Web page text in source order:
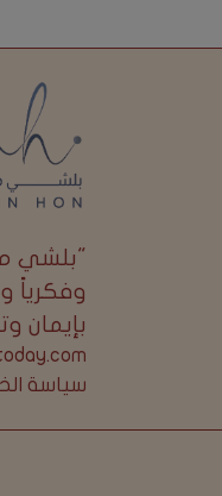
"بلشي
وفكرياً
بإيمان
سياسة